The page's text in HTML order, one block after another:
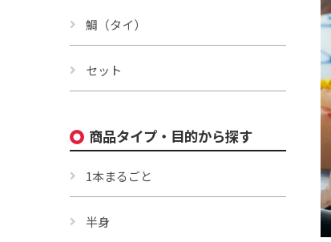
鯛（タイ）
セット
商品タイプ・目的から探す
1本まるごと
半身